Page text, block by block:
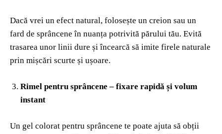
Dacă vrei un efect natural, folosește un creion sau un
fard de sprâncene în nuanța potrivită părului tău. Evită
trasarea unor linii dure și încearcă să imite firele naturale
prin mișcări scurte și ușoare.
Rimel pentru sprâncene – fixare rapidă și volum
instant
Un gel colorat pentru sprâncene te poate ajuta să obții